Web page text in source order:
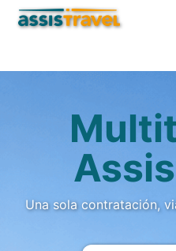
Una sola contratación,